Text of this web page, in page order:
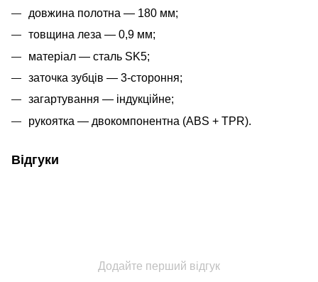
довжина полотна — 180 мм;
товщина леза — 0,9 мм;
матеріал — сталь SK5;
заточка зубців — 3-стороння;
загартування — індукційне;
рукоятка — двокомпонентна (ABS + TPR).
Відгуки
Додайте перший відгук